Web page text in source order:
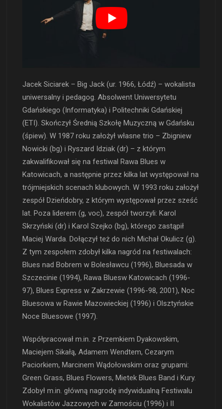
Jacek Siciarek – Big Jack (ur. 1966, Łódź) – wokalista
uniwersalny i pedagog. Absolwent Uniwersytetu
Gdańskiego (Informatyka) i Politechniki Gdańskiej
(ETI). Skończył Średnią Szkołę Muzyczną w Gdańsku
(śpiew). W 1987 roku założył własne trio – Zbigniew
Nowicki (bg) i Ryszard Idziak (dr) – z którym
zakwalifikował się na festiwal Rawa Blues w
Katowicach, a następnie przez kilka lat występował na
trójmiejskich scenach klubowych. W 1993 roku założył
zespół Dzieńdobry, z którym występował przez sześć
lat. Poza liderem (g, voc), zespół tworzyli: Karol
Skrzyński (dr) i Karol Szejko (bg), którego zastąpił
Maciej Warda. Dołączył też do nich Michał Okulicz (g).
Z tym zespołem zdobył kilka nagród na festiwalach:
Blues nad Bobrem w Bolesławcu (1996), Bluesada w
Szczecinie (1994), Rawa Bluesw Katowicach (1996-
97), Blues Express w Zakrzewie (1996-98, 2001), Noc
Bluesowa w Rawie Mazowieckiej (1996) i Olsztyńskie
Noce Bluesowe (1997).
Współpracował m.in. z Przemkiem Dyakowskim,
Maciejem Sikałą, Adamem Wendtem, Cezarym
Paciorkiem, Marcinem Wądołowskim oraz grupami:
Green Grass, Blues Flowers, Mietek Blues Band i Kury.
Zdobył m.in. główną nagrodę indywidualną Festiwalu
Wokalistów Jazzowych w Zamościu (1996) i II